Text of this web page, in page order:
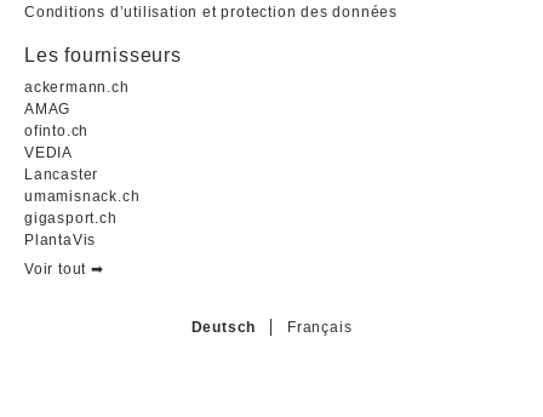
Conditions d’utilisation et protection des données
Les fournisseurs
ackermann.ch
AMAG
ofinto.ch
VEDIA
Lancaster
umamisnack.ch
gigasport.ch
PlantaVis
Voir tout ➡︎
Deutsch Français